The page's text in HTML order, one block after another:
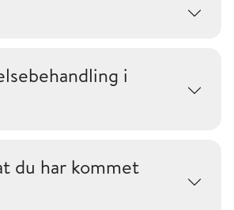
i
du har kommet